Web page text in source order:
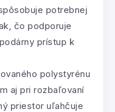
potrebnej
čo podporuje
prístup k
polystyrénu
aj pri rozbaľovaní
priestor uľahčuje